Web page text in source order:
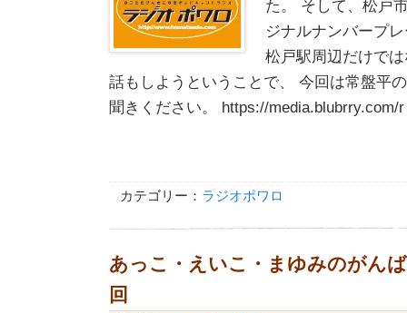
た。 そして、松戸
ジナルナンバープ
松戸駅周辺だけで
話もしようということで、 今回は常盤平
聞きください。 https://
カテゴリー： ラジオポワロ
あっこ・えいこ・まゆみのがん
回